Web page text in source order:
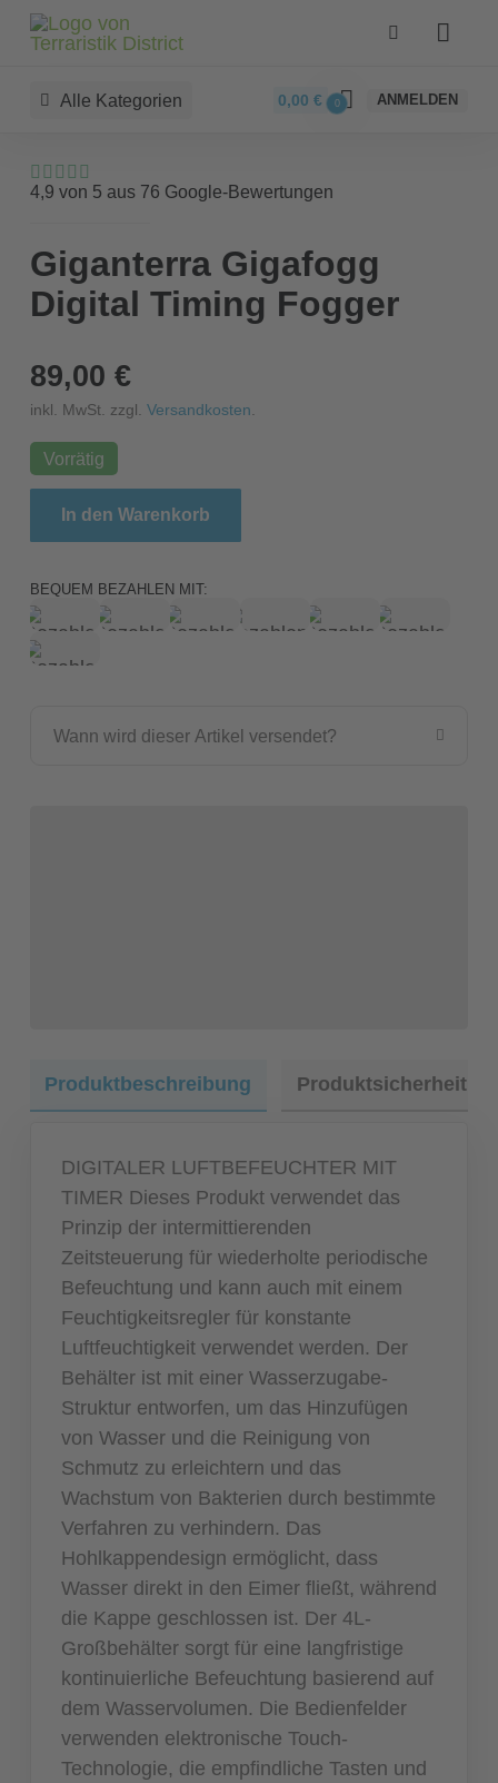
Alle Kategorien 0,00€ 0 ANMELDEN
4,9 von 5 aus 76 Google-Bewertungen
Giganterra Gigafogg
Digital Timing Fogger
89,00 €
inkl. MwSt. zzgl. Versandkosten
Vorrätig
Giganterra Gigafogg Digital Timing Fogger Menge
In den Warenkorb
BEQUEM BEZAHLEN MIT:
Wann wird dieser Artikel versendet?
Produktbeschreibung Produktsicherheit
DIGITALER LUFTBEFEUCHTER MIT
TIMER Dieses Produkt verwendet das
Prinzip der intermittierenden
Zeitsteuerung für wiederholte periodische
Befeuchtung und kann auch mit einem
Feuchtigkeitsregler für konstante
Luftfeuchtigkeit verwendet werden. Der
Behälter ist mit einer Wasserzugabe-
Struktur entworfen, um das Hinzufügen
von Wasser und die Reinigung von
Schmutz zu erleichtern und das
Wachstum von Bakterien durch bestimmte
Verfahren zu verhindern. Das
Hohlkappendesign ermöglicht, dass
Wasser direkt in den Eimer fließt, während
die Kappe geschlossen ist. Der 4L-
Großbehälter sorgt für eine langfristige
kontinuierliche Befeuchtung basierend auf
dem Wasservolumen. Die Bedienfelder
verwenden elektronische Touch-
Technologie, die empfindliche Tasten und